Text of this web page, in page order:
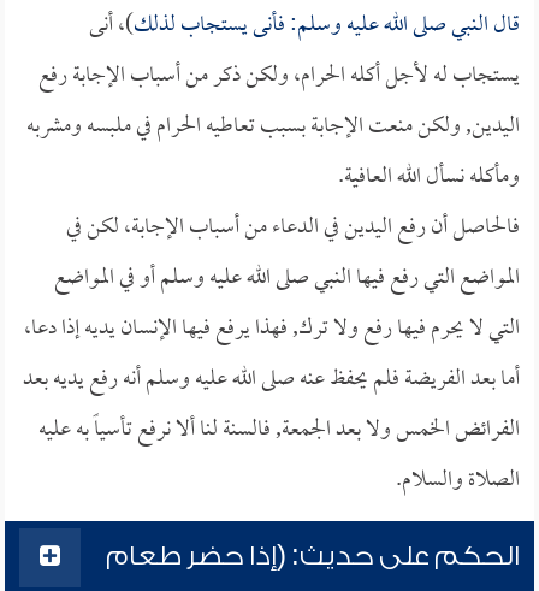
قال النبي صلى الله عليه وسلم: فأنى يستجاب لذلك)، أنى
يستجاب له لأجل أكله الحرام، ولكن ذكر من أسباب الإجابة رفع
اليدين, ولكن منعت الإجابة بسبب تعاطيه الحرام في ملبسه ومشربه
ومأكله نسأل الله العافية.
فالحاصل أن رفع اليدين في الدعاء من أسباب الإجابة، لكن في
المواضع التي رفع فيها النبي صلى الله عليه وسلم أو في المواضع
التي لا يحرم فيها رفع ولا ترك, فهذا يرفع فيها الإنسان يديه إذا دعا،
أما بعد الفريضة فلم يحفظ عنه صلى الله عليه وسلم أنه رفع يديه بعد
الفرائض الخمس ولا بعد الجمعة, فالسنة لنا ألا نرفع تأسياً به عليه
الصلاة والسلام.
الحكم على حديث: (إذا حضر طعام